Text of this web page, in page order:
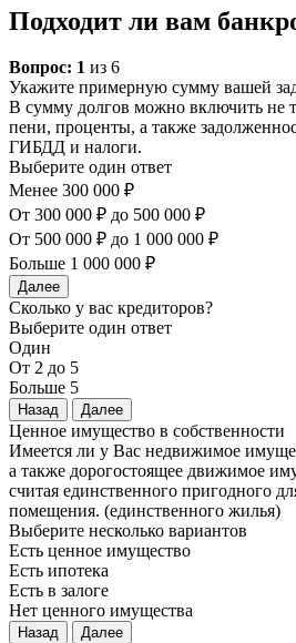
Подходит ли вам
Вопрос: 1 из 6
Укажите примерную сумму вашей
В сумму долгов можно включить не
пени, проценты, а также
ГИБДД и налоги.
Выберите один ответ
Менее 300 000 ₽
От 300 000 ₽ до 500 000 ₽
От 500 000 ₽ до 1 000 000 ₽
Больше 1 000 000 ₽
Далее
Сколько у вас кредиторов?
Выберите один ответ
Один
От 2 до 5
Больше 5
Назад Далее
Ценное имущество в собственности
Имеется ли у Вас недвижимое
а также дорогостоящее движимое
считая единственного пригодного
помещения. (единственного жилья)
Выберите несколько вариантов
Есть ценное имущество
Есть ипотека
Есть в залоге
Нет ценного имущества
Назад Далее